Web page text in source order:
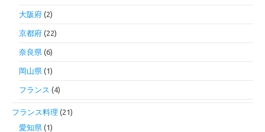
大阪府 (2)
京都府 (22)
奈良県 (6)
岡山県 (1)
フランス (4)
フランス料理 (21)
愛知県 (1)